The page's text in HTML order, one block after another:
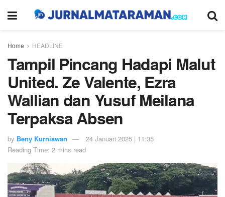
Home HEADLINE
Tampil Pincang Hadapi Malut
United. Ze Valente, Ezra
Wallian dan Yusuf Meilana
Terpaksa Absen
by Beny Kurniawan
24 Januari 2025 | 11:35
Reading Time: 2 mins read